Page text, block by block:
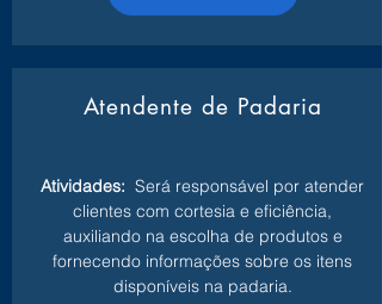
Atendente de Padaria
Atividades: Será responsável por atender
clientes com cortesia e eficiência,
auxiliando na escolha de produtos e
fornecendo informações sobre os itens
disponíveis na padaria.